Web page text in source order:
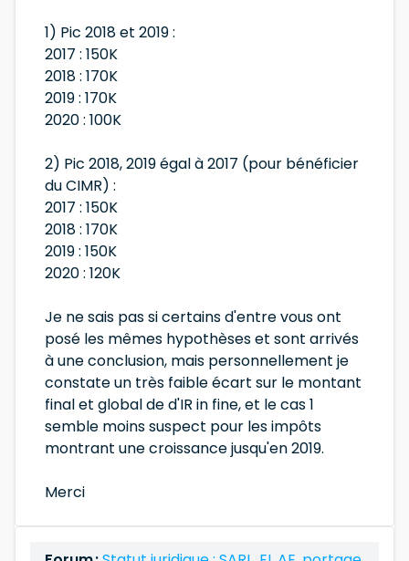
1) Pic 2018 et 2019 :
2017 : 150K
2018 : 170K
2019 : 170K
2020 : 100K
2) Pic 2018, 2019 égal à 2017 (pour bénéficier
du CIMR) :
2017 : 150K
2018 : 170K
2019 : 150K
2020 : 120K
Je ne sais pas si certains d'entre vous ont
posé les mêmes hypothèses et sont arrivés
à une conclusion, mais personnellement je
constate un très faible écart sur le montant
final et global de d'IR in fine, et le cas 1
semble moins suspect pour les impôts
montrant une croissance jusqu'en 2019.
Merci